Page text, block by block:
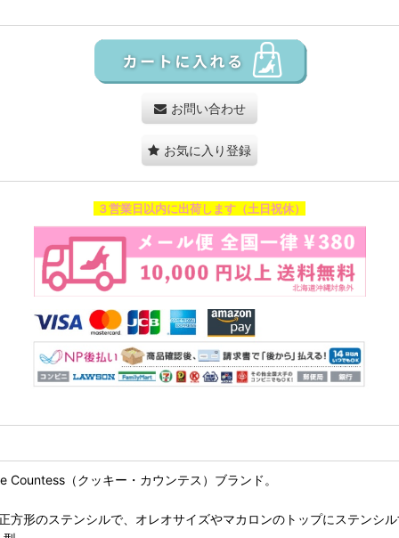
お問い合わせ
お気に入り登録
３営業日以内に出荷します（土日祝休）
Countess（クッキー・カウンテス）ブランド。
方形のステンシルで、オレオサイズやマカロンのトップにステンシル